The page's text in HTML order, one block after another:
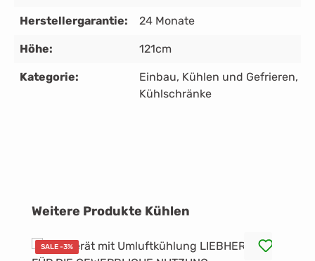
Herstellergarantie: 24 Monate
Höhe: 121cm
Kategorie: Einbau, Kühlen und Gefrieren,
Kühlschränke
Produktgalerie überspringen
Weitere Produkte Kühlen
SALE -3%